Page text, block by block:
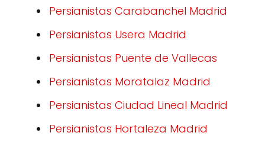
Persianistas Carabanchel Madrid
Persianistas Usera Madrid
Persianistas Puente de Vallecas
Persianistas Moratalaz Madrid
Persianistas Ciudad Lineal Madrid
Persianistas Hortaleza Madrid